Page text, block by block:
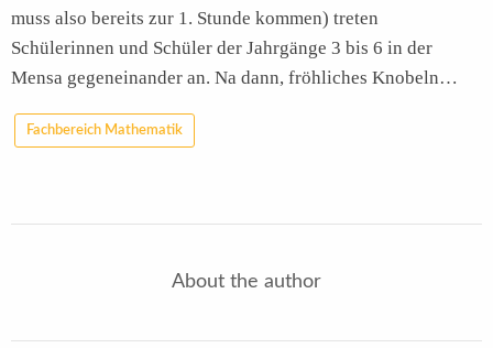
muss also bereits zur 1. Stunde kommen) treten
Schülerinnen und Schüler der Jahrgänge 3 bis 6 in der
Mensa gegeneinander an. Na dann, fröhliches Knobeln…
Fachbereich Mathematik
About the author